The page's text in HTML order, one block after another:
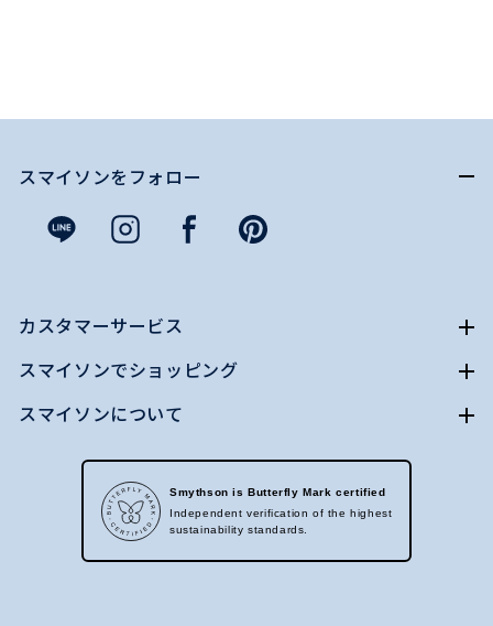
スマイソンをフォロー
カスタマーサービス
スマイソンでショッピング
スマイソンについて
Smythson is Butterfly Mark certified
Independent verification of the highest
sustainability standards.